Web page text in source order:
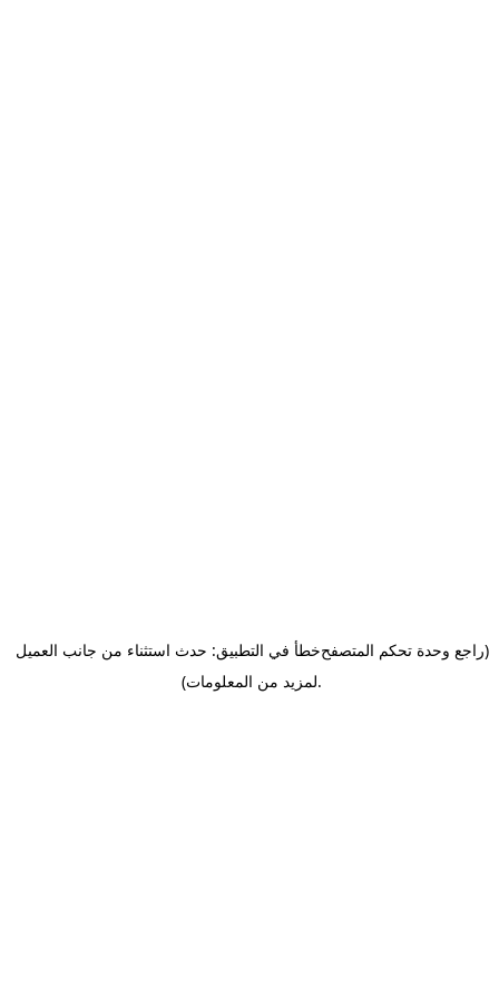
خطأ في التطبيق: حدث استثناء من جانب العميل(راجع وحدة تحكم المتصفح
لمزيد من المعلومات).